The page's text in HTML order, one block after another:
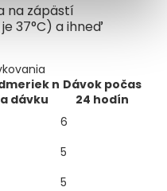
na zápästí
37°C) a ihneď
n
a dávku
Dávok počas
24 hodín
6
5
5